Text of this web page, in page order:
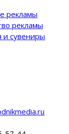
рекламы
рекламы
и сувениры